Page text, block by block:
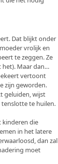
Dat blijkt onder
vrolijk en
te zeggen. Ze
het). Maar dan…
vertoont
zijn geworden.
geluiden, wijst
tenslotte te huilen.
die
in het latere
dan zal
moet